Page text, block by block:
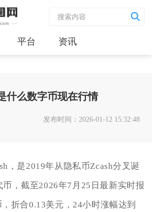
平台 资讯
什么数字币现在行情
发布时间：2026-01-12 15:32:48
，是2019年从隐私币Zcash分叉诞
，截至2026年7月25日最新实时报
折合0.13美元，24小时涨幅达到